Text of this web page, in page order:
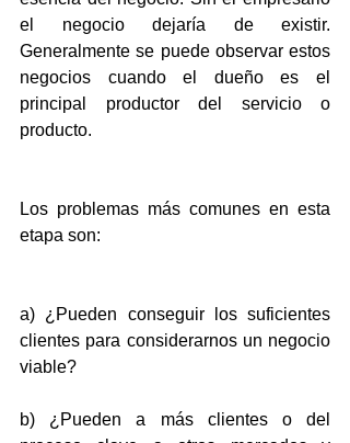
el negocio dejaría de existir.
Generalmente se puede observar estos
negocios cuando el dueño es el
principal productor del servicio o
producto.
Los problemas más comunes en esta
etapa son:
a) ¿Pueden conseguir los suficientes
clientes para considerarnos un negocio
viable?
b) ¿Pueden a más clientes o del